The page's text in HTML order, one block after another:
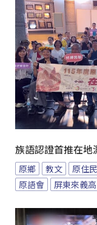
族語認證首推在地
原鄉 教文 原住
原語會
屏東來義